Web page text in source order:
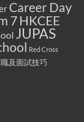
Career Day
7HKCEE
JUPAS
Red Cross
及面試技巧